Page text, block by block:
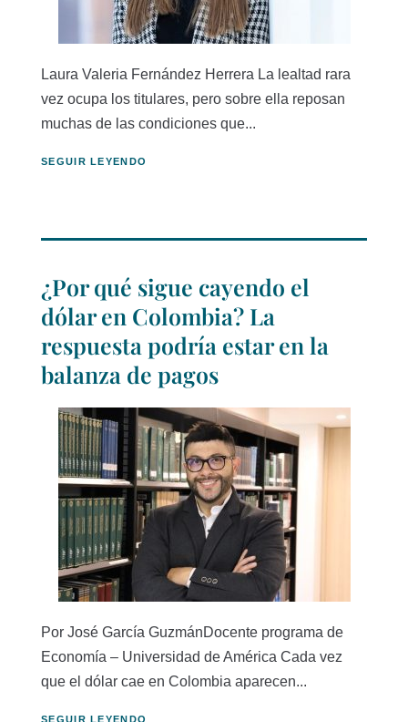
Laura Valeria Fernández Herrera La lealtad rara
vez ocupa los titulares, pero sobre ella reposan
muchas de las condiciones que...
SEGUIR LEYENDO
¿Por qué sigue cayendo el
dólar en Colombia? La
respuesta podría estar en la
balanza de pagos
Por José García GuzmánDocente programa de
Economía – Universidad de América Cada vez
que el dólar cae en Colombia aparecen...
SEGUIR LEYENDO